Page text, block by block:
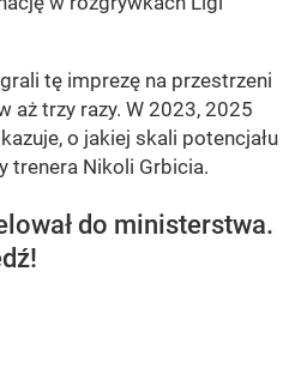
tę imprezę na przestrzeni
aż trzy razy. W 2023, 2025
o jakiej skali potencjału
trenera Nikoli Grbicia.
do ministerstwa.